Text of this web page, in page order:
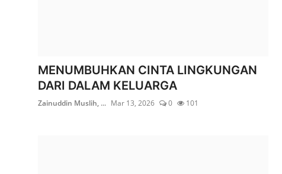
MENUMBUHKAN CINTA LINGKUNGAN
DARI DALAM KELUARGA
Zainuddin Muslih, ... Mar 13, 2026 0 101